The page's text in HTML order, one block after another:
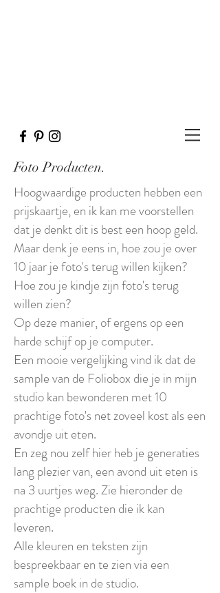
Foto Producten.
Hoogwaardige producten hebben een
prijskaartje, en ik kan me voorstellen
dat je denkt dit is best een hoop geld.
Maar denk je eens in, hoe zou je over
10 jaar je foto's terug willen kijken?
Hoe zou je kindje zijn foto's terug
willen zien?
Op deze manier, of ergens op een
harde schijf op je computer.
Een mooie vergelijking vind ik dat de
sample van de Foliobox die je in mijn
studio kan bewonderen met 10
prachtige foto's net zoveel kost als een
avondje uit eten.
En zeg nou zelf hier heb je generaties
lang plezier van, een avond uit eten is
na 3 uurtjes weg. Zie hieronder de
prachtige producten die ik kan
leveren.
Alle kleuren en teksten zijn
bespreekbaar en te zien via een
sample boek in de studio.